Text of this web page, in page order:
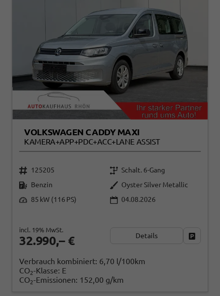
VOLKSWAGEN CADDY MAXI
KAMERA+APP+PDC+ACC+LANE ASSIST
125205
Schalt. 6-Gang
Benzin
Oyster Silver Metallic
85 kW (116 PS)
04.08.2026
32.990,– €
incl. 19% MwSt.
Details
Verbrauch kombiniert: 6,70 l/100km
CO2-Klasse: E
CO2-Emissionen: 152,00 g/km